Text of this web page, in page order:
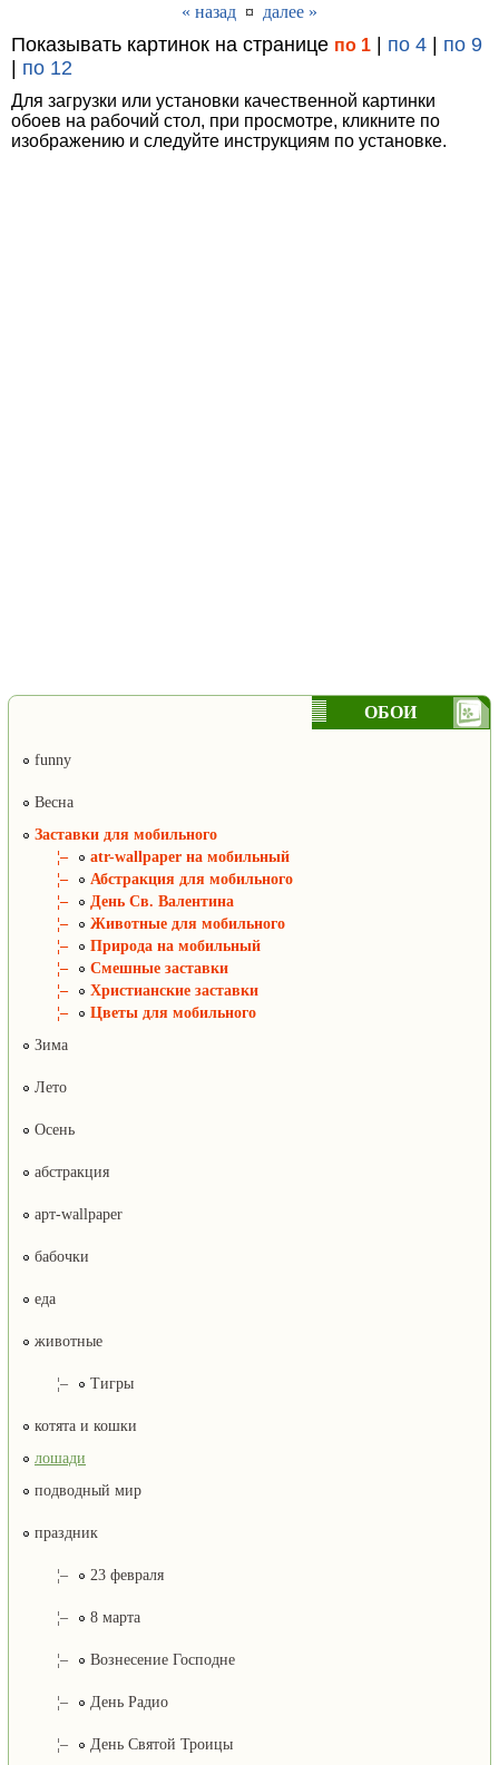
« назад ¤ далее »
Показывать картинок на странице по 1 | по 4 | по 9
| по 12
Для загрузки или установки качественной картинки
обоев на рабочий стол, при просмотре, кликните по
изображению и следуйте инструкциям по установке.
ОБОИ
funny
Весна
Заставки для мобильного
¦–
atr-wallpaper на мобильный
¦–
Абстракция для мобильного
¦–
День Св. Валентина
¦–
Животные для мобильного
¦–
Природа на мобильный
¦–
Смешные заставки
¦–
Христианские заставки
¦–
Цветы для мобильного
Зима
Лето
Осень
абстракция
арт-wallpaper
бабочки
еда
животные
¦– Тигры
котята и кошки
лошади
подводный мир
праздник
¦– 23 февраля
¦– 8 марта
¦– Вознесение Господне
¦– День Радио
¦– День Святой Троицы